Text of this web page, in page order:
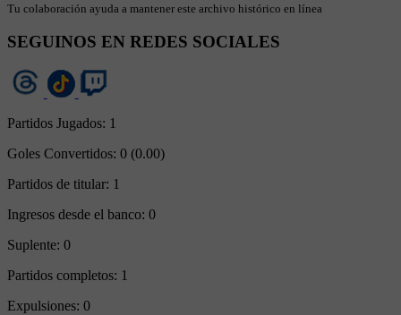
Tu colaboración ayuda a mantener este archivo histórico en línea
SEGUINOS EN REDES SOCIALES
Partidos Jugados: 1
Goles Convertidos: 0 (0.00)
Partidos de titular: 1
Ingresos desde el banco: 0
Suplente: 0
Partidos completos: 1
Expulsiones: 0